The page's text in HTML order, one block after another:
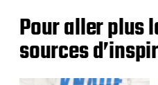
Pour aller plus
sources